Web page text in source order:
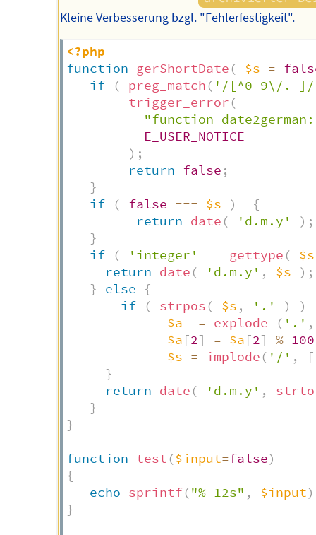
Kleine Verbesserung bzgl. "Fehlerfestigkeit".
<?php
function gerShortDate ( $s =
if
( preg_match ( '/[^0-9\/.-
trigger_error (
"function
E_USER_NOTICE
) ;
return false ;
}
if
( false === $s )
{
return date ( 'd.m.y' ) ;
}
if
( 'integer' == gettype (
$s
return date ( 'd.m.y' , $s ) ;
}
else
{
if
( strpos ( $s , '.' ) )
$a
= explode ( '.' ,
$a [2] = $a [2] % 100
$s = implode ( '/' ,
[
}
return date ( 'd.m.y' ,
}
}
function test ($input=false)
{
echo sprintf("% 12s" , $input)
}